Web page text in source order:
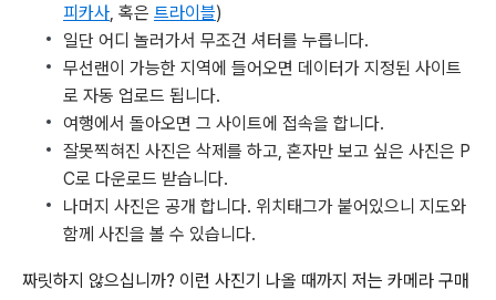
피카사 , 혹은 트라이블)
일단 어디 놀러가서 무조건 셔터를 누릅니다.
무선랜이 가능한 지역에 들어오면 데이터가 지정된 사이트
로 자동 업로드 됩니다.
여행에서 돌아오면 그 사이트에 접속을 합니다.
잘못찍혀진 사진은 삭제를 하고, 혼자만 보고 싶은 사진은 P
C로 다운로드 받습니다.
나머지 사진은 공개 합니다. 위치태그가 붙어있으니 지도와
함께 사진을 볼 수 있습니다.
짜릿하지 않으십니까? 이런 사진기 나올 때까지 저는 카메라 구매